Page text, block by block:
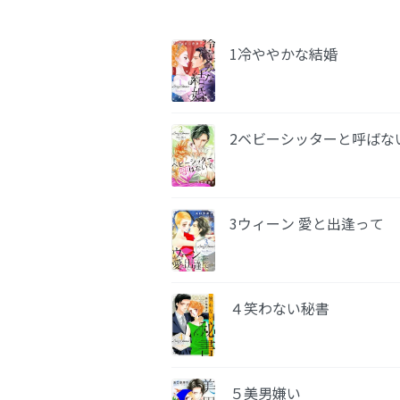
1冷ややかな結婚
2ベビーシッターと呼ばな
3ウィーン 愛と出逢って
４笑わない秘書
５美男嫌い